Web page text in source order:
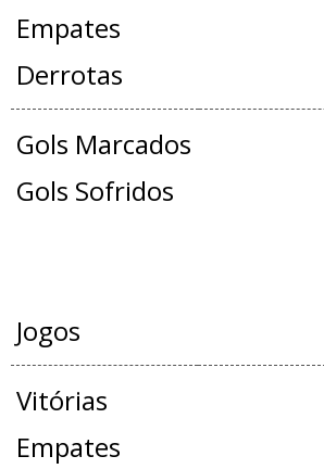
Empates
Derrotas
Gols Marcados
Gols Sofridos
Jogos
Vitórias
Empates